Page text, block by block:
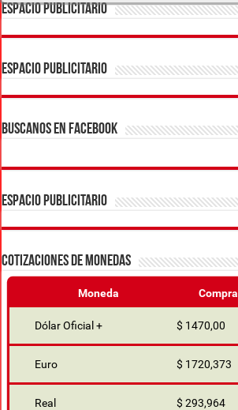
ESPACIO PUBLICITARIO
ESPACIO PUBLICITARIO
BUSCANOS EN FACEBOOK
ESPACIO PUBLICITARIO
COTIZACIONES DE MONEDAS
Moneda Compra
Dólar Oficial + $ 1470,00
Euro $ 1720,373
Real $ 293,964